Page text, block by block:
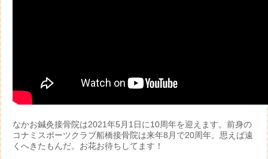
なかお鍼灸接骨院は2021年5月1日に10周年を迎えます。前身の
コナミスポーツクラブ船橋接骨院は来年8月で20周年。思えば遠
くへきたもんだ。お花お待ちしてます！